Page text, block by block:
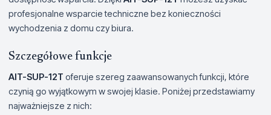
profesjonalne wsparcie techniczne bez konieczności
wychodzenia z domu czy biura.
Szczegółowe funkcje
AIT-SUP-12T oferuje szereg zaawansowanych funkcji, które
czynią go wyjątkowym w swojej klasie. Poniżej przedstawiamy
najważniejsze z nich: